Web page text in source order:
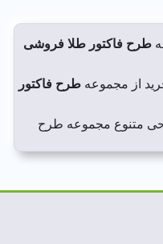
طرح فاکتور طلا فروشی
از مجموعهطرح فاکتور
متنوع مجموعه طرح